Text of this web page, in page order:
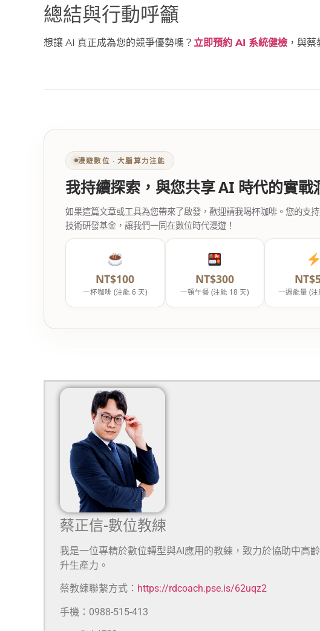
總結與行動呼籲
想讓 AI 真正成為您的競爭優勢嗎？ 立即預約 AI 系統健檢 ，與
漫遊數位 ‧ 大腦算力注能
我持續探索，與您共享 AI 時代的實戰
如果這篇文章或工具為您帶來了啟發，歡迎請我喝杯咖啡。您的支
技術研發基金，讓我們一同在數位時代漫遊！
NT$100
一杯咖啡 (注能 6 天)
NT$300
一頓午餐 (注能 18 天) 一週能量 (
蔡正信-數位教練
我是一位專精於數位轉型與AI應用的教練，致力於協助中高
升生產力。
蔡教練聯繫方式： https://rdcoach.pse.is/62uqz2
手機：0988-515-413